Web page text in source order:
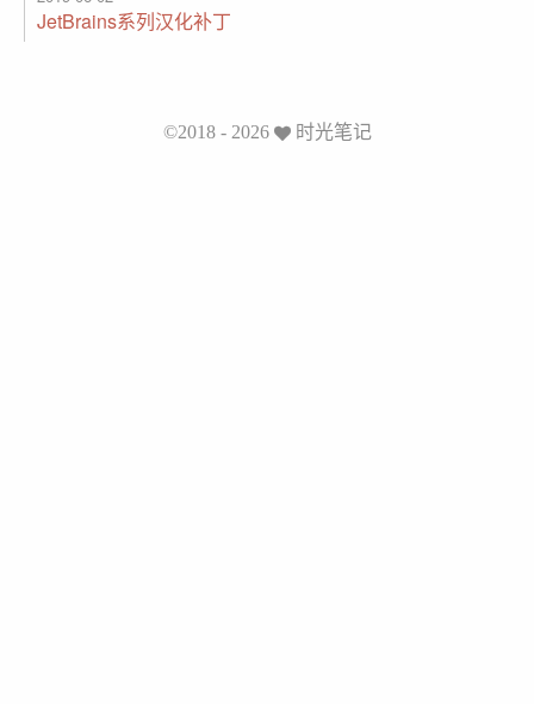
JetBrains系列汉化补丁
©2018 - 2026 时光笔记